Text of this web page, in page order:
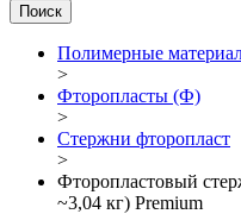
Полимерные
>
Фторопласты (Ф)
>
Стержни фторопласт
>
Фторопластовый
~3,04 кг) Premium